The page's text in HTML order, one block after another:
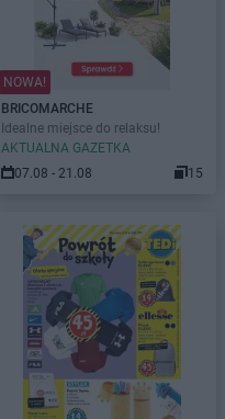
NOWA!
BRICOMARCHE
Idealne miejsce do relaksu!
AKTUALNA GAZETKA
07.08 - 21.08
15